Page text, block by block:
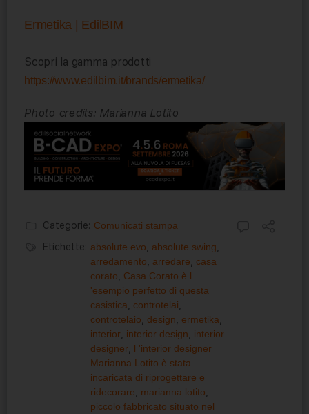
Ermetika | EdilBIM
Scopri la gamma prodotti
https://www.edilbim.it/brands/ermetika/
Photo credits: Marianna Lotito
Categorie: Comunicati stampa
Etichette: absolute evo absolute swing
arredamento
arredare
casa
corato
Casa Corato è l
'esempio perfetto di questa
casistica
controtelai
controtelaio
design ermetika
interior
interior design
interior
designer
l 'interior designer
Marianna Lotito è stata
incaricata di riprogettare e
ridecorare
marianna lotito
piccolo fabbricato situato nel